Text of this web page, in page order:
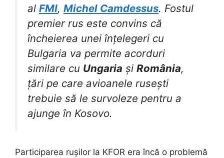
al FMI, Michel Camdessus. Fostul
premier rus este convins că
încheierea unei înțelegeri cu
Bulgaria va permite acorduri
similare cu Ungaria și România,
țări pe care avioanele rusești
trebuie să le survoleze pentru a
ajunge în Kosovo.
Participarea rușilor la KFOR era încă o problemă